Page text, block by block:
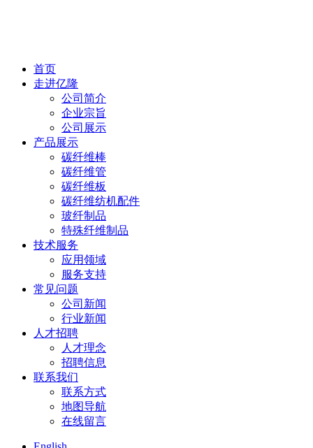
首页
走进亿隆
公司简介
企业宗旨
公司展示
产品展示
碳纤维棒
碳纤维管
碳纤维板
碳纤维纺机配件
玻纤制品
特殊纤维制品
技术服务
应用领域
服务支持
常见问题
公司新闻
行业新闻
人才招聘
人才理念
招聘信息
联系我们
联系方式
地图导航
在线留言